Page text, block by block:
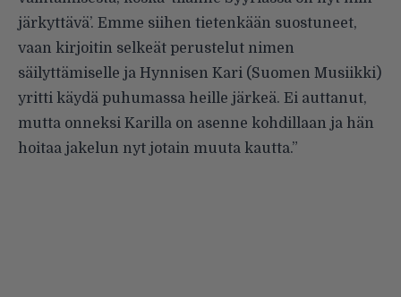
järkyttävä’. Emme siihen tietenkään suostuneet,
vaan kirjoitin selkeät perustelut nimen
säilyttämiselle ja Hynnisen Kari (Suomen Musiikki)
yritti käydä puhumassa heille järkeä. Ei auttanut,
mutta onneksi Karilla on asenne kohdillaan ja hän
hoitaa jakelun nyt jotain muuta kautta.”